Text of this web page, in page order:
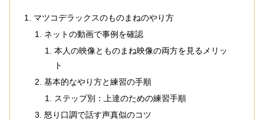
マツコデラックスのものまねのやり方
ネットの動画で事例を確認
本人の映像とものまね映像の両方を見るメリッ
ト
基本的なやり方と練習の手順
ステップ別：上達のための練習手順
怒り口調で話す声真似のコツ